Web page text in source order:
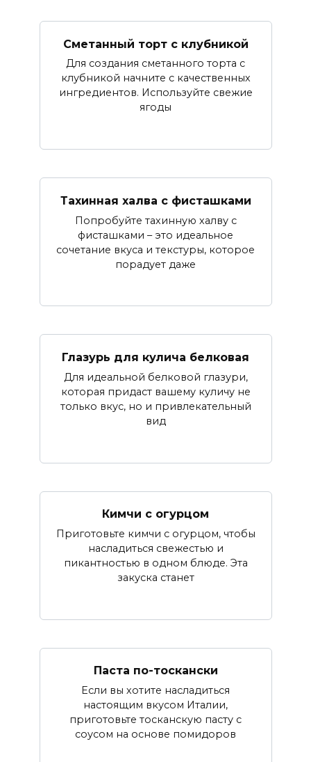
Сметанный торт с клубникой
Для создания сметанного торта с
клубникой начните с качественных
ингредиентов. Используйте свежие
ягоды
Тахинная халва с фисташками
Попробуйте тахинную халву с
фисташками – это идеальное
сочетание вкуса и текстуры, которое
порадует даже
Глазурь для кулича белковая
Для идеальной белковой глазури,
которая придаст вашему куличу не
только вкус, но и привлекательный
вид
Кимчи с огурцом
Приготовьте кимчи с огурцом, чтобы
насладиться свежестью и
пикантностью в одном блюде. Эта
закуска станет
Паста по-тоскански
Если вы хотите насладиться
настоящим вкусом Италии,
приготовьте тосканскую пасту с
соусом на основе помидоров